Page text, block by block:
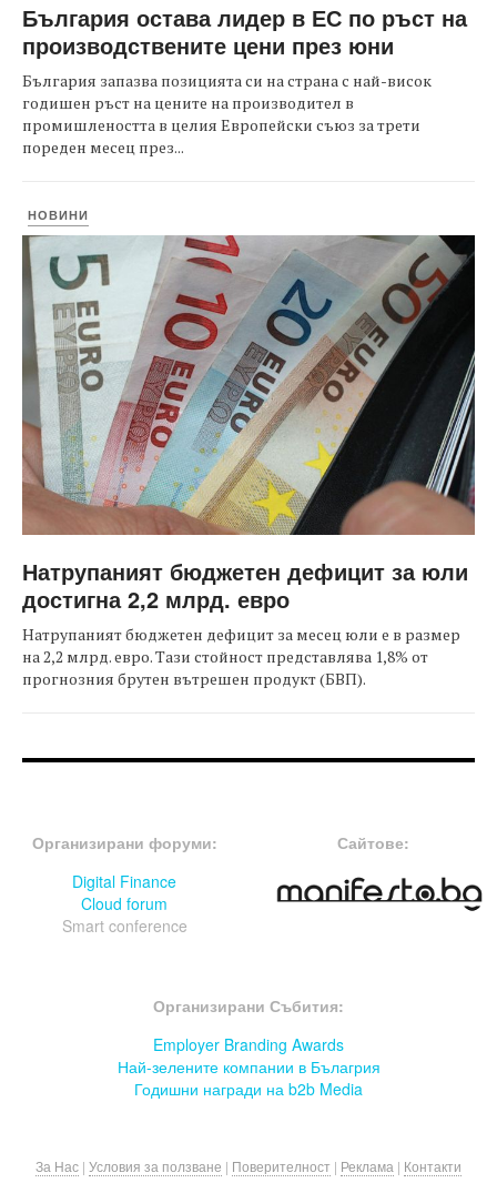
България остава лидер в ЕС по ръст на
производствените цени през юни
България запазва позицията си на страна с най-висок
годишен ръст на цените на производител в
промишлеността в целия Европейски съюз за трети
пореден месец през...
НОВИНИ
Натрупаният бюджетен дефицит за юли
достигна 2,2 млрд. евро
Натрупаният бюджетен дефицит за месец юли е в размер
на 2,2 млрд. евро. Тази стойност представлява 1,8% от
прогнозния брутен вътрешен продукт (БВП).
Организирани форуми:
Digital Finance
Cloud forum
Smart conference
Сайтове:
Организирани Събития:
Employer Branding Awards
Най-зелените компании в Бълагрия
Годишни награди на b2b Media
За Нас | Условия за ползване | Поверителност | Реклама | Контакти